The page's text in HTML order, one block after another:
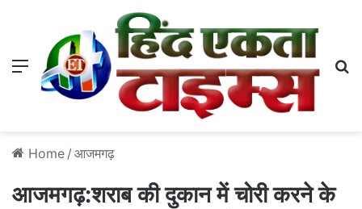
Menu
Home / आजमगढ़
आजमगढ़:शराब की दुकान में चोरी करने के